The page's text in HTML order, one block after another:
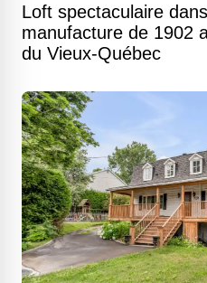
Loft spectaculaire
manufacture de 1902
du Vieux-Québec